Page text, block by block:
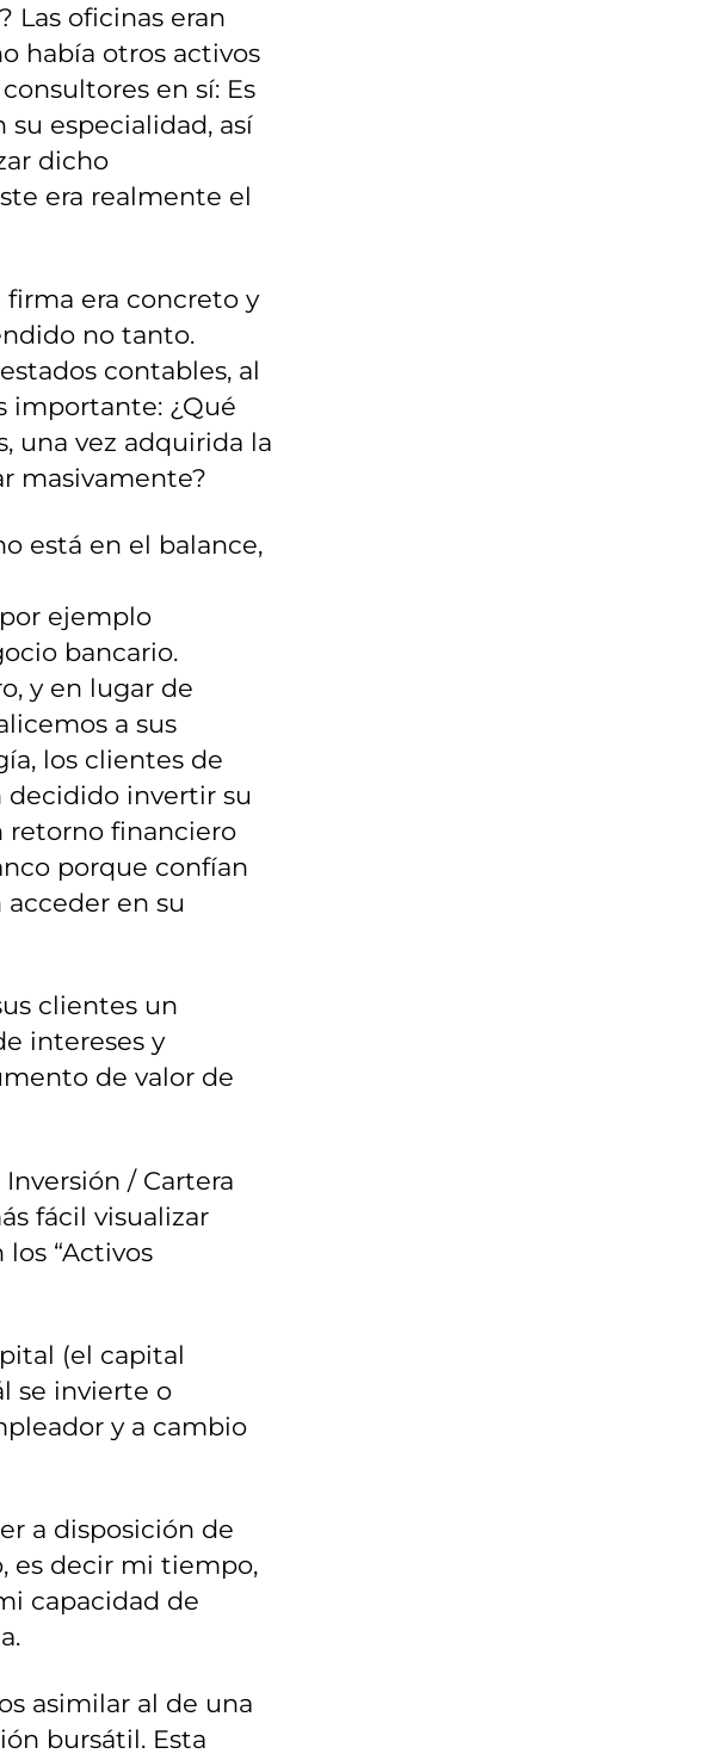
Las oficinas eran
había otros activos
en sí: Es
especialidad, así
dicho
era realmente el
firma era concreto y
no tanto.
contables, al
importante: ¿Qué
una vez adquirida la
masivamente?
está en el balance,
ejemplo
bancario.
y en lugar de
a sus
los clientes de
decidido invertir su
retorno financiero
porque confían
en su
clientes un
intereses y
de valor de
/ Cartera
fácil visualizar
“Activos
(el capital
se invierte o
y a cambio
a disposición de
es decir mi tiempo,
capacidad de
asimilar al de una
bursátil. Esta